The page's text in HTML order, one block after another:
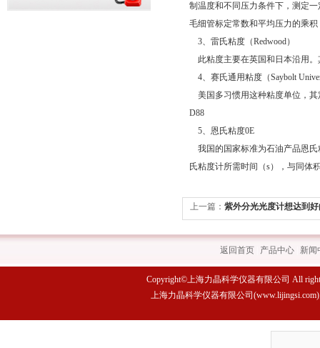
制温度和不同压力条件下，测定
毛细管标定常数和平均压力的乘
3、雷氏粘度（Redwood）
此粘度主要在英国和日本沿用
4、赛氏通用粘度（Saybolt
美国多习惯用这种粘度单位，其
D88
5、恩氏粘度0E
我国的国家标准为石油产品恩氏
氏粘度计所需时间（s），与同体
上一篇： 紫外分光光度计想达到
返回首页 产品中心 新闻
Copyright©上海力晶科学仪器有限公司 All
上海力晶科学仪器有限公司